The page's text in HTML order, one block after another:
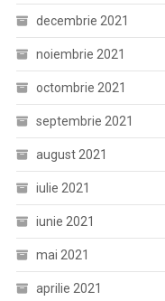
decembrie 2021
noiembrie 2021
octombrie 2021
septembrie 2021
august 2021
iulie 2021
iunie 2021
mai 2021
aprilie 2021